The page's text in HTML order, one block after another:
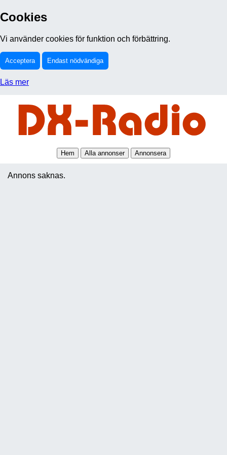
Cookies
Vi använder cookies för funktion och förbättring.
Acceptera Endast nödvändiga
Läs mer
Hem Alla annonser Annonsera
Annons saknas.